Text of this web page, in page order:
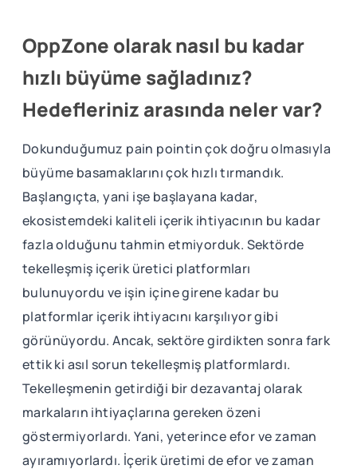
OppZone olarak nasıl bu kadar
hızlı büyüme sağladınız?
Hedefleriniz arasında neler var?
Dokunduğumuz pain pointin çok doğru olmasıyla
büyüme basamaklarını çok hızlı tırmandık.
Başlangıçta, yani işe başlayana kadar,
ekosistemdeki kaliteli içerik ihtiyacının bu kadar
fazla olduğunu tahmin etmiyorduk. Sektörde
tekelleşmiş içerik üretici platformları
bulunuyordu ve işin içine girene kadar bu
platformlar içerik ihtiyacını karşılıyor gibi
görünüyordu. Ancak, sektöre girdikten sonra fark
ettik ki asıl sorun tekelleşmiş platformlardı.
Tekelleşmenin getirdiği bir dezavantaj olarak
markaların ihtiyaçlarına gereken özeni
göstermiyorlardı. Yani, yeterince efor ve zaman
ayıramıyorlardı. İçerik üretimi de efor ve zaman